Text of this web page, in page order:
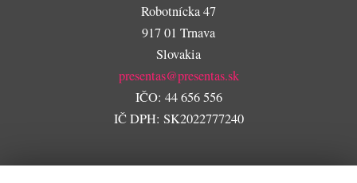
Robotnícka 47
917 01 Trnava
Slovakia
presentas@presentas.sk
IČO: 44 656 556
IČ DPH: SK2022777240